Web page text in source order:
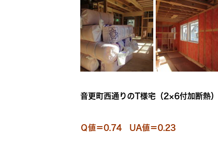
音更町西通りのT様宅（2×6付加断熱）
Ｑ値＝0.74 UA値＝0.23